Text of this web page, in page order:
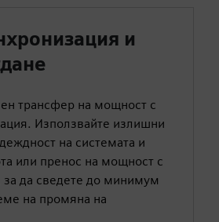
и
трансфер на мощност с
Използвайте излишни
на системата и
или пренос на мощност с
да сведете до минимум
на промяна на